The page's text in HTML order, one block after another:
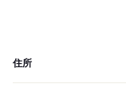
住所